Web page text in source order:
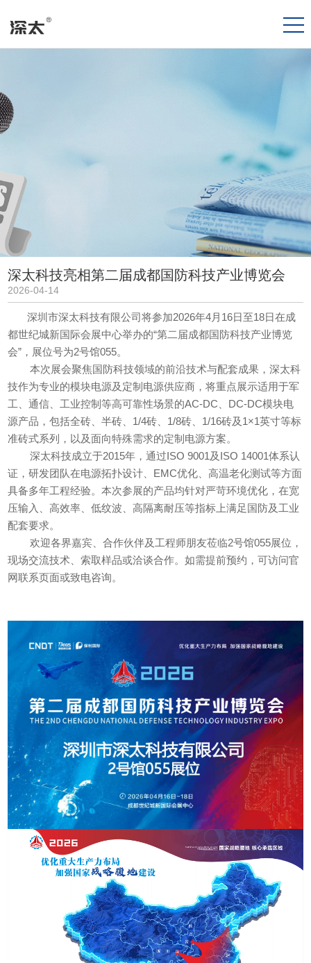
深太科技亮相第二届成都国防科技产业博览会
2026-04-14
深圳市深太科技有限公司将参加2026年4月16日至18日在成
都世纪城新国际会展中心举办的“第二届成都国防科技产业博览
会”，展位号为2号馆055。
本次展会聚焦国防科技领域的前沿技术与配套成果，深太科
技作为专业的模块电源及定制电源供应商，将重点展示适用于军
工、通信、工业控制等高可靠性场景的AC-DC、DC-DC模块电
源产品，包括全砖、半砖、1/4砖、1/8砖、1/16砖及1×1英寸等标
准砖式系列，以及面向特殊需求的定制电源方案。
深太科技成立于2015年，通过ISO 9001及ISO 14001体系认
证，研发团队在电源拓扑设计、EMC优化、高温老化测试等方面
具备多年工程经验。本次参展的产品均针对严苛环境优化，在宽
压输入、高效率、低纹波、高隔离耐压等指标上满足国防及工业
配套要求。
欢迎各界嘉宾、合作伙伴及工程师朋友莅临2号馆055展位，
现场交流技术、索取样品或洽谈合作。如需提前预约，可访问官
网联系页面或致电咨询。